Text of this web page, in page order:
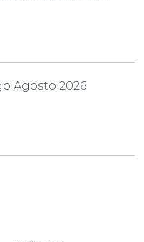
Agosto 2026